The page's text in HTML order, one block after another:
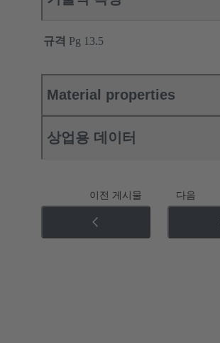
규격 Pg 13.5
Material properties
상업용 데이터
이전 게시물 다음